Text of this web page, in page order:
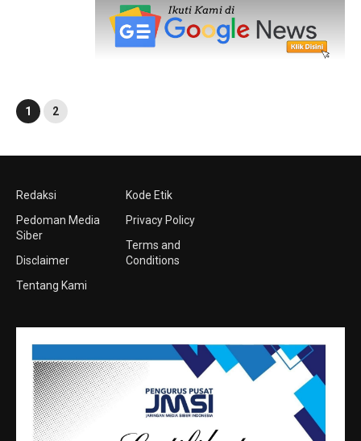
1 2
Redaksi
Pedoman Media
Siber
Disclaimer
Tentang Kami
Kode Etik
Privacy Policy
Terms and
Conditions